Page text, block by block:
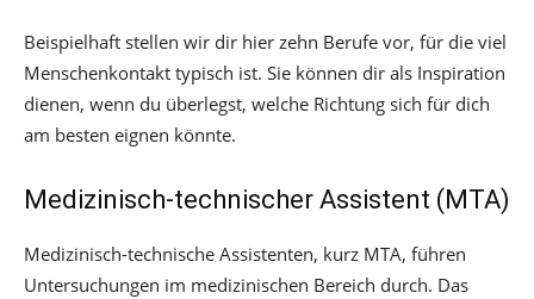
Beispielhaft stellen wir dir hier zehn Berufe vor, für die viel
Menschenkontakt typisch ist. Sie können dir als Inspiration
dienen, wenn du überlegst, welche Richtung sich für dich
am besten eignen könnte.
Medizinisch-technischer Assistent (MTA)
Medizinisch-technische Assistenten, kurz MTA, führen
Untersuchungen im medizinischen Bereich durch. Das